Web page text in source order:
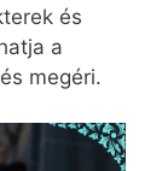
és
a
megéri.